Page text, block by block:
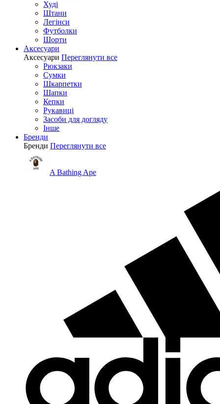
Худі
Штани
Легінси
Футболки
Шорти
Аксесуари
Аксесуари Переглянути все
Рюкзаки
Сумки
Шкарпетки
Шапки
Кепки
Рукавиці
Засоби для догляду
Інше
Бренди
Бренди Переглянути все
A Bathing Ape